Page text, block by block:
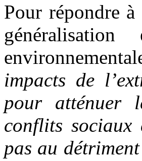
Pour répondre
impacts de
pour atténuer
conflits sociaux
pas au